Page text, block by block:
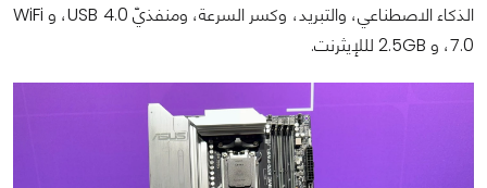
الذكاء الاصطناعي، والتبريد، وكسر السرعة، ومنفذيّ USB 4.0، و WiFi
7.0، و 2.5GB لللإيثرنت.